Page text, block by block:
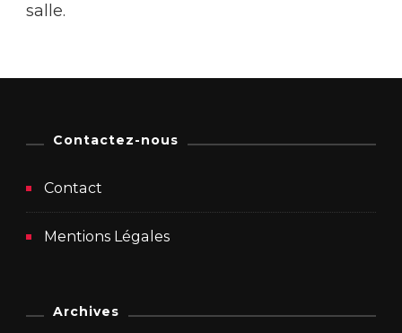
salle.
Contactez-nous
Contact
Mentions Légales
Archives